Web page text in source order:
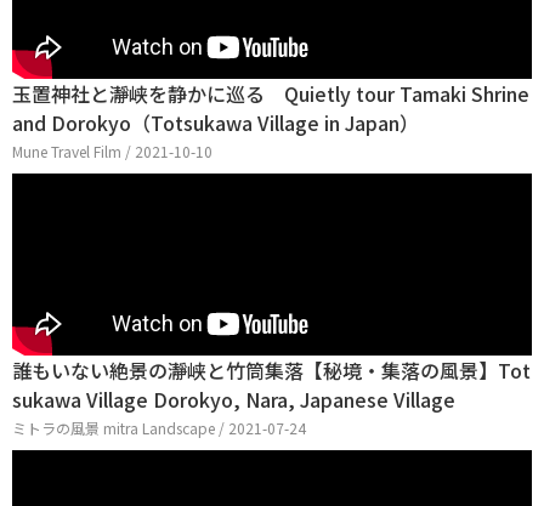
玉置神社と瀞峡を静かに巡る Quietly tour Tamaki Shrine
and Dorokyo（Totsukawa Village in Japan）
Mune Travel Film / 2021-10-10
誰もいない絶景の瀞峡と竹筒集落【秘境・集落の風景】Tot
sukawa Village Dorokyo, Nara, Japanese Village
ミトラの風景 mitra Landscape / 2021-07-24